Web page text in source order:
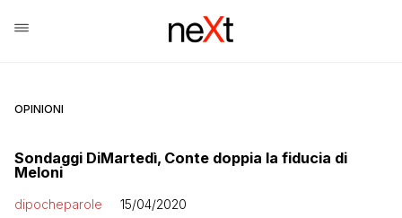
OPINIONI
Sondaggi DiMartedì, Conte doppia la fiducia di
Meloni
dipocheparole 15/04/2020